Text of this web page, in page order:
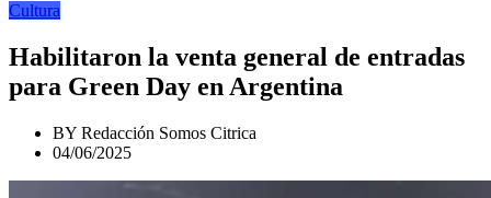
Cultura
Habilitaron la venta general de entradas
para Green Day en Argentina
BY Redacción Somos Citrica
04/06/2025